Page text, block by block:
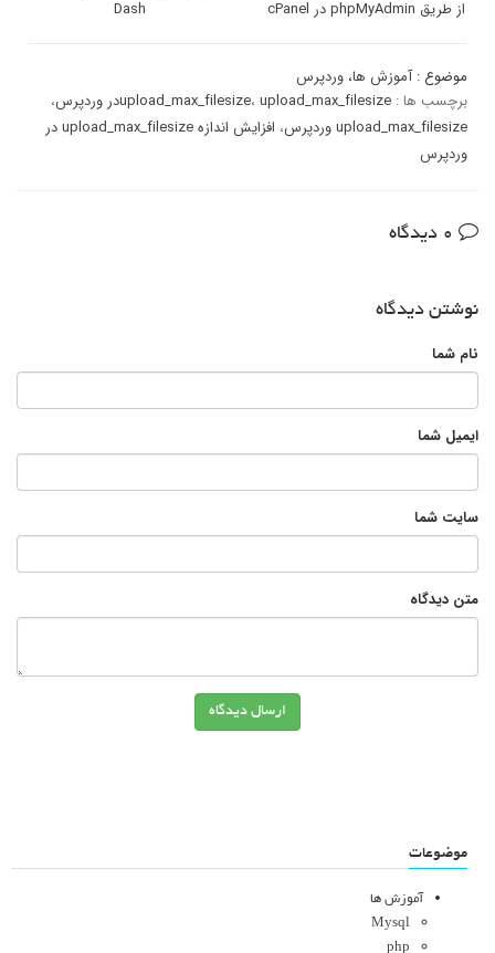
از طریق phpMyAdmin در cPanel
Dash
موضوع :آموزش ها، وردپرس
برچسب ها :
upload_max_filesize، upload_max_filesizeدر وردپرس
،
upload_max_filesize وردپرس
،
افزایش اندازه upload_max_filesize در
وردپرس
نوشتن دیدگاه
نام شما
ایمیل شما
سایت شما
متن دیدگاه
ارسال دیدگاه
موضوعات
آموزش ها
Mysql
php